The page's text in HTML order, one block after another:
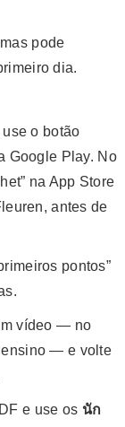
pode
dia.
o botão
Google Play. No
na App Store
antes de
pontos”
vídeo — no
ensino — e volte
e use os นัก